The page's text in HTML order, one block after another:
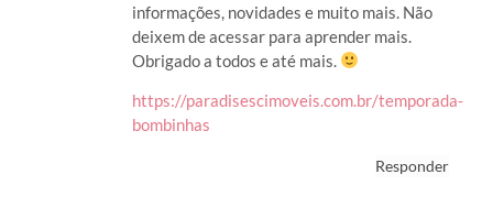
informações, novidades e muito mais. Não
deixem de acessar para aprender mais.
Obrigado a todos e até mais.
https://paradisescimoveis.com.br/temporada-
bombinhas
Responder